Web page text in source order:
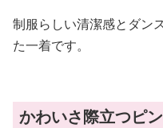
制服らしい清潔感とダン
た一着です。
かわいさ際立つピ